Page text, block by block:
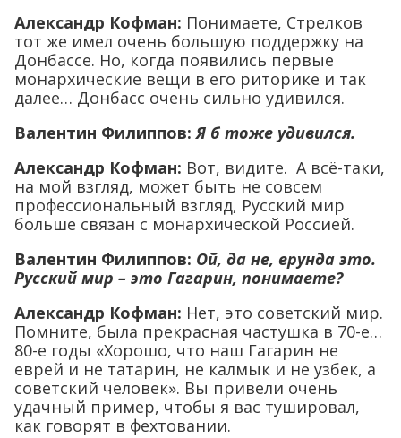
Александр Кофман: Понимаете, Стрелков
тот же имел очень большую поддержку на
Донбассе. Но, когда появились первые
монархические вещи в его риторике и так
далее… Донбасс очень сильно удивился.
Валентин Филиппов:Я б тоже удивился.
Александр Кофман: Вот, видите. А всё-таки,
на мой взгляд, может быть не совсем
профессиональный взгляд, Русский мир
больше связан с монархической Россией.
Валентин Филиппов: Ой, да не, ерунда это.
Русский мир – это Гагарин, понимаете?
Александр Кофман: Нет, это советский мир.
Помните, была прекрасная частушка в 70-е…
80-е годы «Хорошо, что наш Гагарин не
еврей и не татарин, не калмык и не узбек, а
советский человек». Вы привели очень
удачный пример, чтобы я вас тушировал,
как говорят в фехтовании.